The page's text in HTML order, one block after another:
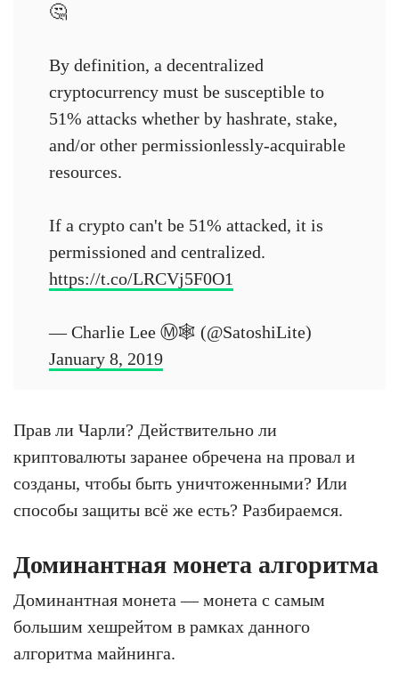
🤔
By definition, a decentralized
cryptocurrency must be susceptible to
51% attacks whether by hashrate, stake,
and/or other permissionlessly-acquirable
resources.
If a crypto can't be 51% attacked, it is
permissioned and centralized.
https://t.co/LRCVj5F0O1
— Charlie Lee Ⓜ️🕸️ (@SatoshiLite)
January 8, 2019
Прав ли Чарли? Действительно ли
криптовалюты заранее обречена на провал и
созданы, чтобы быть уничтоженными? Или
способы защиты всё же есть? Разбираемся.
Доминантная монета алгоритма
Доминантная монета — монета с самым
большим хешрейтом в рамках данного
алгоритма майнинга.